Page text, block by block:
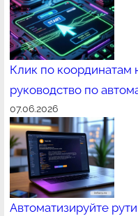
Клик по координатам
руководство по
07.06.2026
Автоматизируйте